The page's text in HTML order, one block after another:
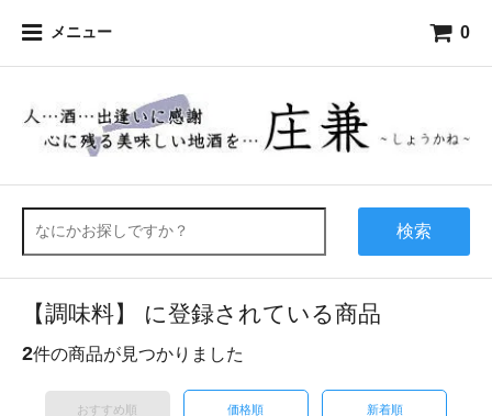
メニュー 0
検索
【調味料】 に登録されている商品
2件の商品が見つかりました
おすすめ順 価格順 新着順